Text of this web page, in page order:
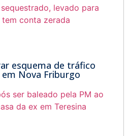
esquema de tráfico
Nova Friburgo